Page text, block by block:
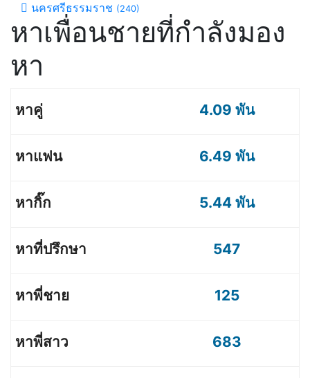
นครศรีธรรมราช (240)
หาเพื่อนชายที่กำลังมอง
หา
4.09 พัน
6.49 พัน
5.44 พัน
547
125
683